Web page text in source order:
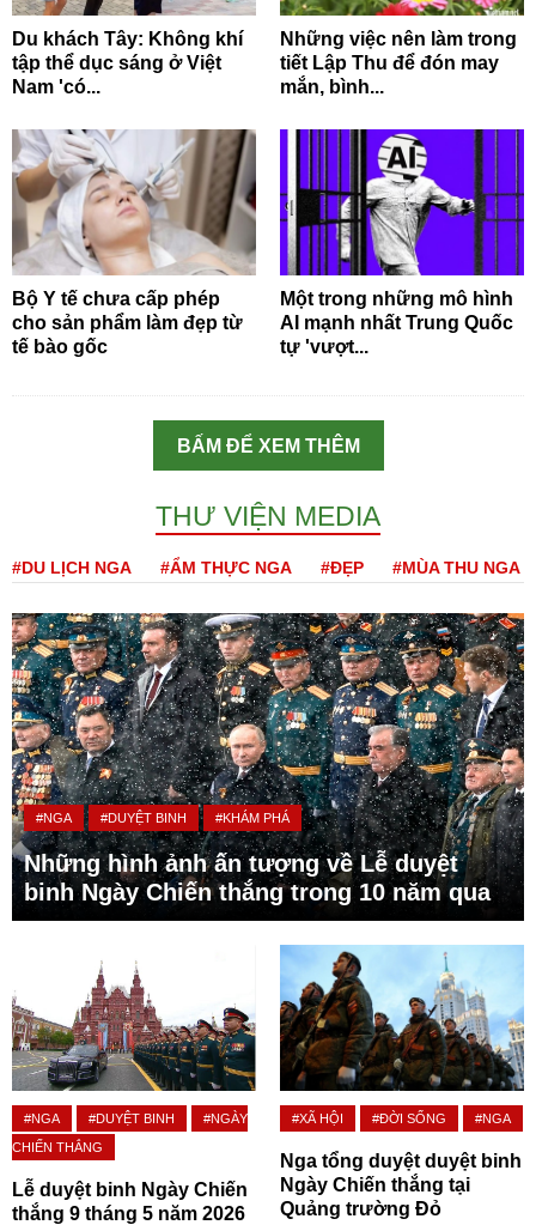
Du khách Tây: Không khí
tập thể dục sáng ở Việt
Nam 'có...
Những việc nên làm trong
tiết Lập Thu để đón may
mắn, bình...
Bộ Y tế chưa cấp phép
cho sản phẩm làm đẹp từ
tế bào gốc
Một trong những mô hình
AI mạnh nhất Trung Quốc
tự 'vượt...
BẤM ĐỂ XEM THÊM
THƯ VIỆN MEDIA
#DU LỊCH NGA #ẨM THỰC NGA #ĐẸP #MÙA THU NGA
#NGA #DUYỆT BINH #KHÁM PHÁ
Những hình ảnh ấn tượng về Lễ duyệt
binh Ngày Chiến thắng trong 10 năm qua
#NGA #DUYỆT BINH
#NGÀY
CHIẾN THẮNG
Lễ duyệt binh Ngày Chiến
thắng 9 tháng 5 năm 2026
#XÃ HỘI #ĐỜI SỐNG #NGA
Nga tổng duyệt duyệt binh
Ngày Chiến thắng tại
Quảng trường Đỏ